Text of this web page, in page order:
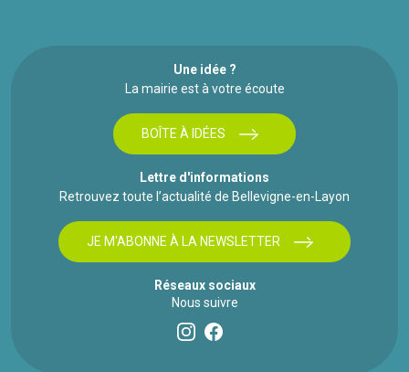
Une idée ?
La mairie est à votre écoute
BOÎTE À IDÉES
Lettre d'informations
Retrouvez toute l’actualité de Bellevigne-en-Layon
JE M'ABONNE À LA NEWSLETTER
Réseaux sociaux
Nous suivre